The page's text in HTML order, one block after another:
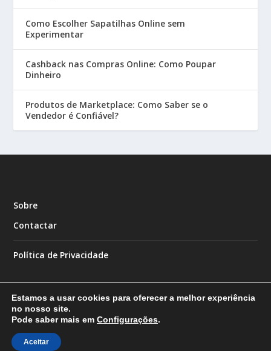
Como Escolher Sapatilhas Online sem
Experimentar
Cashback nas Compras Online: Como Poupar
Dinheiro
Produtos de Marketplace: Como Saber se o
Vendedor é Confiável?
Sobre
Contactar
Política de Privacidade
Designed by
Estamos a usar cookies para oferecer a melhor experiência
no nosso site.
Pode saber mais em Configurações.
Aceitar